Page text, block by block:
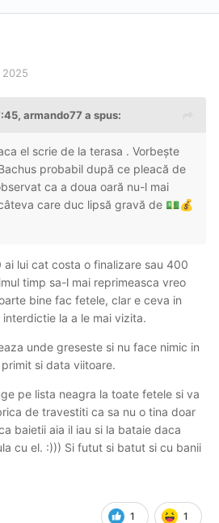
2025
armando77 a spus:
el scrie de la terasa . Vorbește
probabil după ce pleacă de
ca a doua oară nu-l mai
care duc lipsă gravă de 💵💰
lui cat costa o finalizare sau 400
timp sa-l mai reprimeasca vreo
bine fac fetele, clar e ceva in
la a le mai vizita.
unde greseste si nu face nimic in
si data viitoare.
pe lista neagra la toate fetele si va
de travestiti ca sa nu o tina doar
baietii aia il iau si la bataie daca
cu el. :))) Si futut si batut si cu banii
1 1